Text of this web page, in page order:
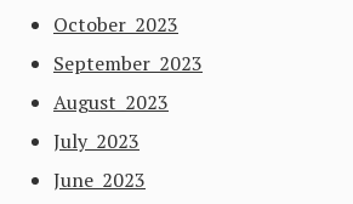
October 2023
September 2023
August 2023
July 2023
June 2023